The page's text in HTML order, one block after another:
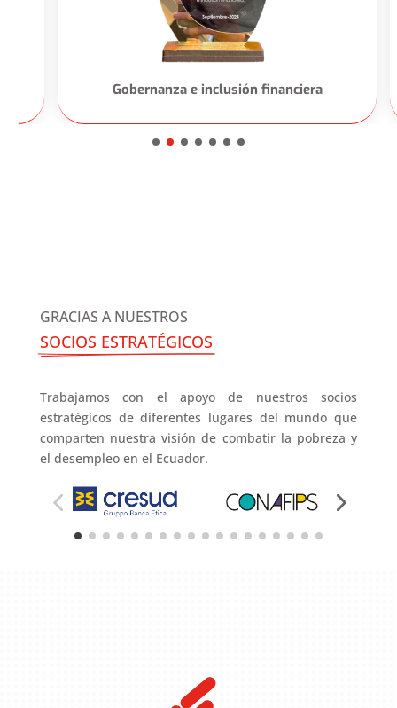
Gobernanza e inclusión financiera
GRACIAS A NUESTROS
SOCIOS ESTRATÉGICOS
Trabajamos con el apoyo de nuestros socios
estratégicos de diferentes lugares del mundo que
comparten nuestra visión de combatir la pobreza y
el desempleo en el Ecuador.